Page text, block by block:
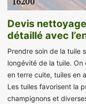
Devis
détaillé avec
Prendre soin de la tuile
longévité de la tuile.
en terre cuite, tuiles en
Les tuiles favorisent la
champignons et